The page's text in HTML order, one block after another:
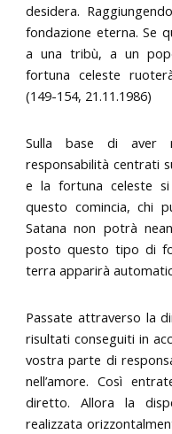
desidera.
fondazione eterna. Se
a una tribù, a un
fortuna celeste
(149-154, 21.11.1986)
Sulla base di aver
responsabilità centrati
e la fortuna celeste
questo comincia, chi
Satana non potrà
posto questo tipo di
terra apparirà
Passate attraverso la
risultati conseguiti in
vostra parte di
nell’amore. Così
diretto. Allora la
realizzata